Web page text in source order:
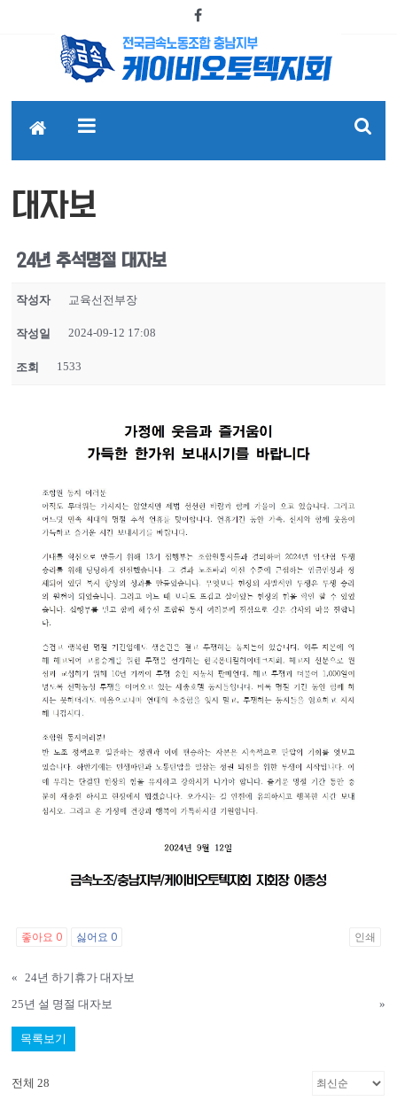
대자보
24년 추석명절 대자보
작성자 교육선전부장
작성일 2024-09-12 17:08
조회 1533
좋아요 0 싫어요 0 인쇄
«
24년 하기휴가 대자보
25년 설 명절 대자보
»
목록보기
전체 28